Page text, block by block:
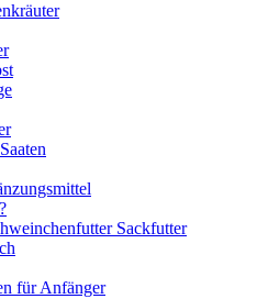
Sackfutter
für Anfänger